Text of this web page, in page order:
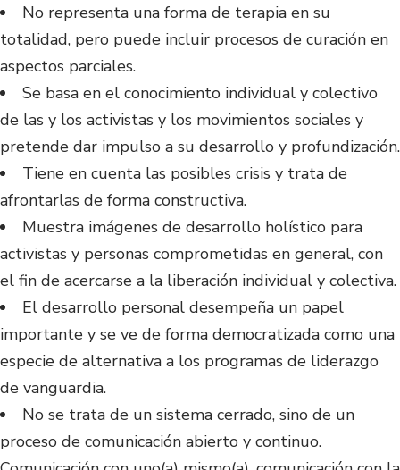
No representa una forma de terapia en su
totalidad, pero puede incluir procesos de curación en
aspectos parciales.
Se basa en el conocimiento individual y colectivo
de las y los activistas y los movimientos sociales y
pretende dar impulso a su desarrollo y profundización.
Tiene en cuenta las posibles crisis y trata de
afrontarlas de forma constructiva.
Muestra imágenes de desarrollo holístico para
activistas y personas comprometidas en general, con
el fin de acercarse a la liberación individual y colectiva.
El desarrollo personal desempeña un papel
importante y se ve de forma democratizada como una
especie de alternativa a los programas de liderazgo
de vanguardia.
No se trata de un sistema cerrado, sino de un
proceso de comunicación abierto y continuo.